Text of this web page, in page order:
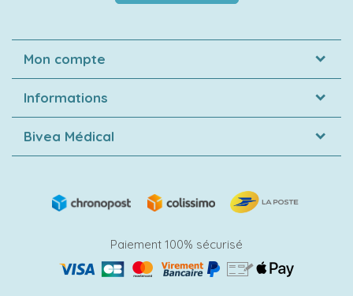
Mon compte
Informations
Bivea Médical
Paiement 100% sécurisé